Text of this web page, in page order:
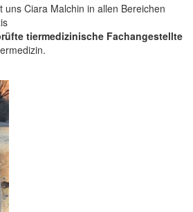
uns Ciara Malchin in allen Bereichen
tiermedizinische Fachangestellte